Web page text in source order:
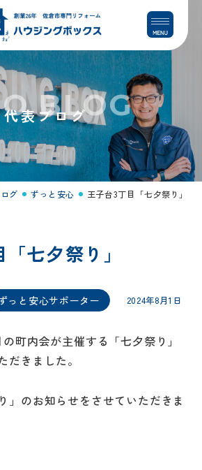
代表ブログ
BLOG
グ ずっと安心 王子台3丁目「七夕祭り」
七夕祭り」
っと安心サポーター 2024年8月1日
町内会が主催する「七夕祭り」
だきました。
」のお知らせをさせていただきま